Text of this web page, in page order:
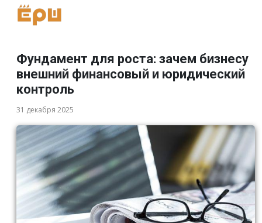
Фундамент для роста: зачем бизнесу
внешний финансовый и юридический
контроль
31 декабря 2025